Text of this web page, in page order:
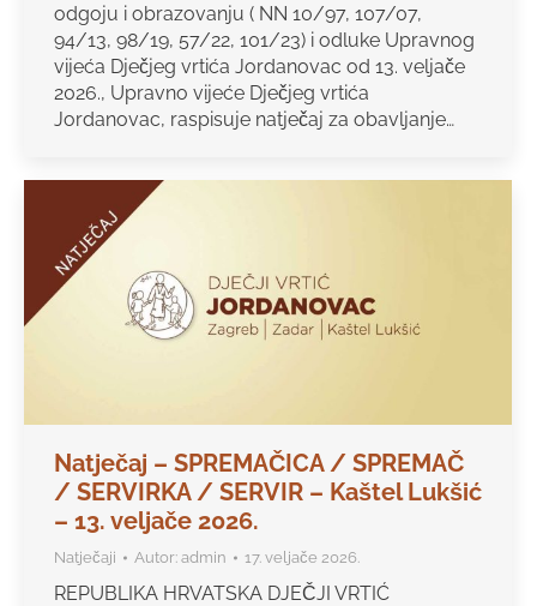
odgoju i obrazovanju ( NN 10/97, 107/07,
94/13, 98/19, 57/22, 101/23) i odluke Upravnog
vijeća Dječjeg vrtića Jordanovac od 13. veljače
2026., Upravno vijeće Dječjeg vrtića
Jordanovac, raspisuje natječaj za obavljanje…
Natječaj – SPREMAČICA / SPREMAČ
/ SERVIRKA / SERVIR – Kaštel Lukšić
– 13. veljače 2026.
Natječaji Autor: admin 17. veljače 2026.
REPUBLIKA HRVATSKA DJEČJI VRTIĆ